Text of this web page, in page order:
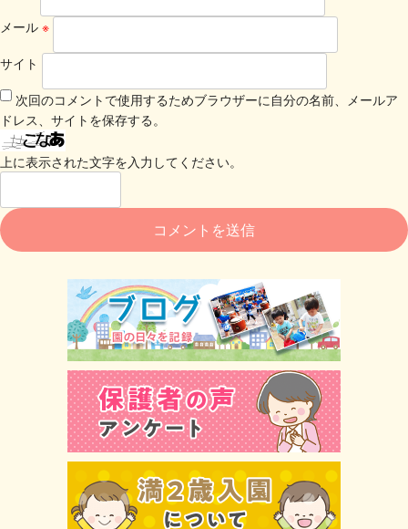
メール ※
サイト
次回のコメントで使用するためブラウザーに自分の名前、メールア
ドレス、サイトを保存する。
上に表示された文字を入力してください。